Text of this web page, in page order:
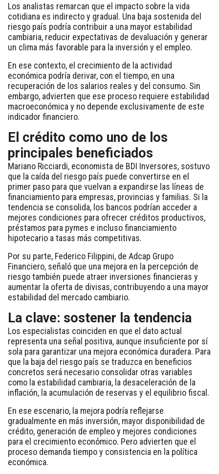
Los analistas remarcan que el impacto sobre la vida
cotidiana es indirecto y gradual. Una baja sostenida del
riesgo país podría contribuir a una mayor estabilidad
cambiaria, reducir expectativas de devaluación y generar
un clima más favorable para la inversión y el empleo.
En ese contexto, el crecimiento de la actividad
económica podría derivar, con el tiempo, en una
recuperación de los salarios reales y del consumo. Sin
embargo, advierten que ese proceso requiere estabilidad
macroeconómica y no depende exclusivamente de este
indicador financiero.
El crédito como uno de los
principales beneficiados
Mariano Ricciardi, economista de BDI Inversores, sostuvo
que la caída del riesgo país puede convertirse en el
primer paso para que vuelvan a expandirse las líneas de
financiamiento para empresas, provincias y familias. Si la
tendencia se consolida, los bancos podrían acceder a
mejores condiciones para ofrecer créditos productivos,
préstamos para pymes e incluso financiamiento
hipotecario a tasas más competitivas.
Por su parte, Federico Filippini, de Adcap Grupo
Financiero, señaló que una mejora en la percepción de
riesgo también puede atraer inversiones financieras y
aumentar la oferta de divisas, contribuyendo a una mayor
estabilidad del mercado cambiario.
La clave: sostener la tendencia
Los especialistas coinciden en que el dato actual
representa una señal positiva, aunque insuficiente por sí
sola para garantizar una mejora económica duradera. Para
que la baja del riesgo país se traduzca en beneficios
concretos será necesario consolidar otras variables
como la estabilidad cambiaria, la desaceleración de la
inflación, la acumulación de reservas y el equilibrio fiscal.
En ese escenario, la mejora podría reflejarse
gradualmente en más inversión, mayor disponibilidad de
crédito, generación de empleo y mejores condiciones
para el crecimiento económico. Pero advierten que el
proceso demanda tiempo y consistencia en la política
económica.